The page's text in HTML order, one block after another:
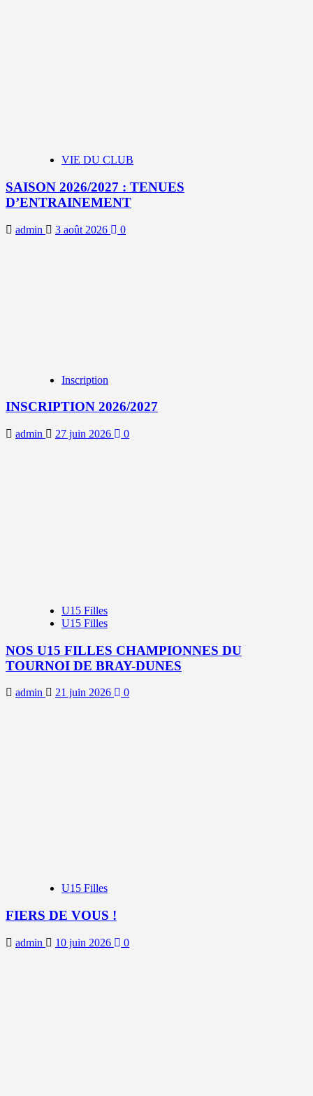
VIE DU CLUB
SAISON 2026/2027 : TENUES
D’ENTRAINEMENT
admin 3 août 2026 0
Inscription
INSCRIPTION 2026/2027
admin 27 juin 2026 0
U15 Filles
U15 Filles
NOS U15 FILLES CHAMPIONNES DU
TOURNOI DE BRAY-DUNES
admin 21 juin 2026 0
U15 Filles
FIERS DE VOUS !
admin 10 juin 2026 0